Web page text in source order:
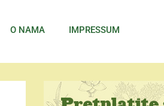
O NAMA IMPRESSUM